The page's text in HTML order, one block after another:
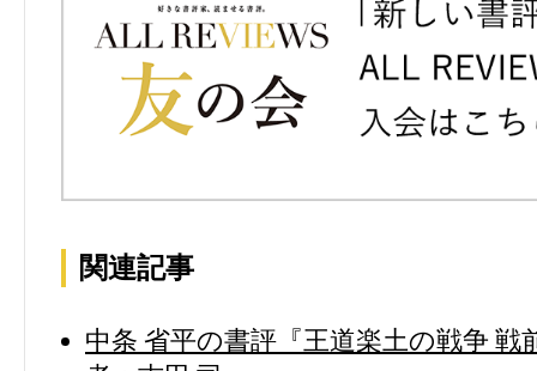
関連記事
中条 省平の書評『王道楽土の戦争 戦